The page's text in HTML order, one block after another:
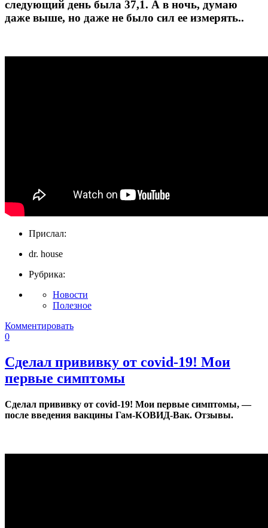
следующий день была 37,1. А в ночь, думаю
даже выше, но даже не было сил ее измерять..
Прислал:
dr. house
Рубрика:
Новости
Полезное
Комментировать
0
Сделал прививку от covid-19! Мои
первые симптомы
Сделал прививку от covid-19! Мои первые симптомы, —
после введения вакцины Гам-КОВИД-Вак. Отзывы.